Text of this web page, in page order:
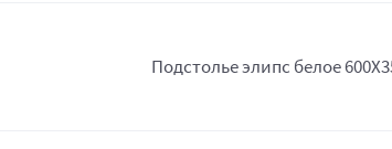
Подстолье элипс белое